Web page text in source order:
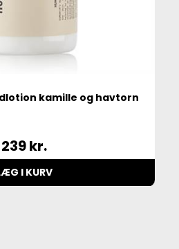
kamille og havtorn
239kr.
I KURV